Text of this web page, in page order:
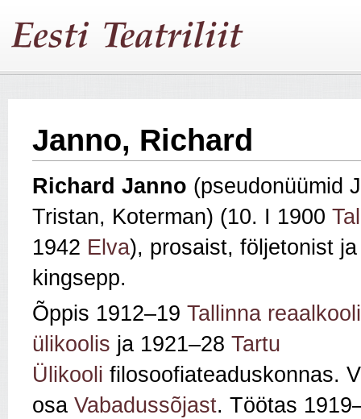
Janno, Richard
Richard Janno (pseudonüümid
Tristan, Koterman) (10. I 1900
1942 Elva), prosaist, följetonist
kingsepp.
Õppis 1912–19 Tallinna
ülikoolis ja 1921–28 Tartu
Ülikooli filosoofiateaduskonnas.
osa Vabadussõjast. Töötas